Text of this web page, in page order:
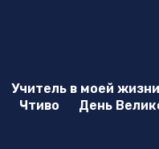
Учитель в моей жизни
Чтиво День